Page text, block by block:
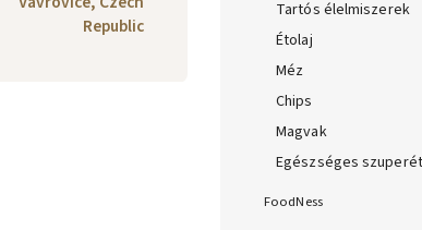
Tartós élelmiszerek
Étolaj
Méz
Chips
Magvak
Egészséges
FoodNess
Republic